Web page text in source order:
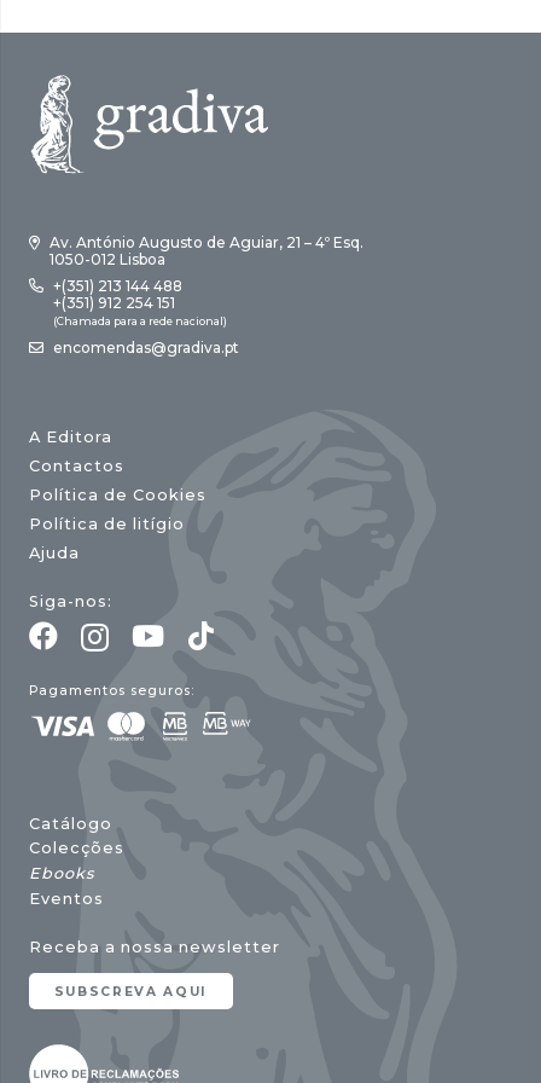
Av. António Augusto de Aguiar, 21 – 4º Esq.
1050-012 Lisboa
+(351) 213 144 488
+(351) 912 254 151
(Chamada para a rede nacional)
encomendas@gradiva.pt
A Editora
Contactos
Política de Cookies
Política de litígio
Ajuda
Siga-nos:
Pagamentos seguros:
Catálogo
Colecções
Ebooks
Eventos
Receba a nossa newsletter
SUBSCREVA AQUI